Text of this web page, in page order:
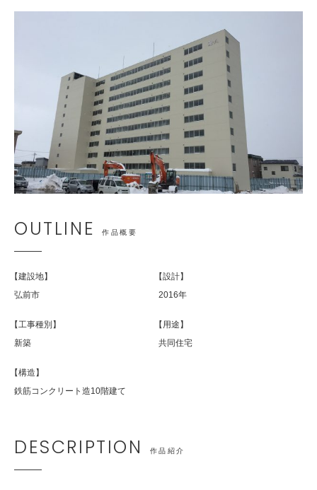
お知らせ一覧 リンク
OUTLINE 作品概要
【建設地】
弘前市
【設計】
2016年
【工事種別】
新築
【用途】
共同住宅
【構造】
鉄筋コンクリート造10階建て
DESCRIPTION 作品紹介